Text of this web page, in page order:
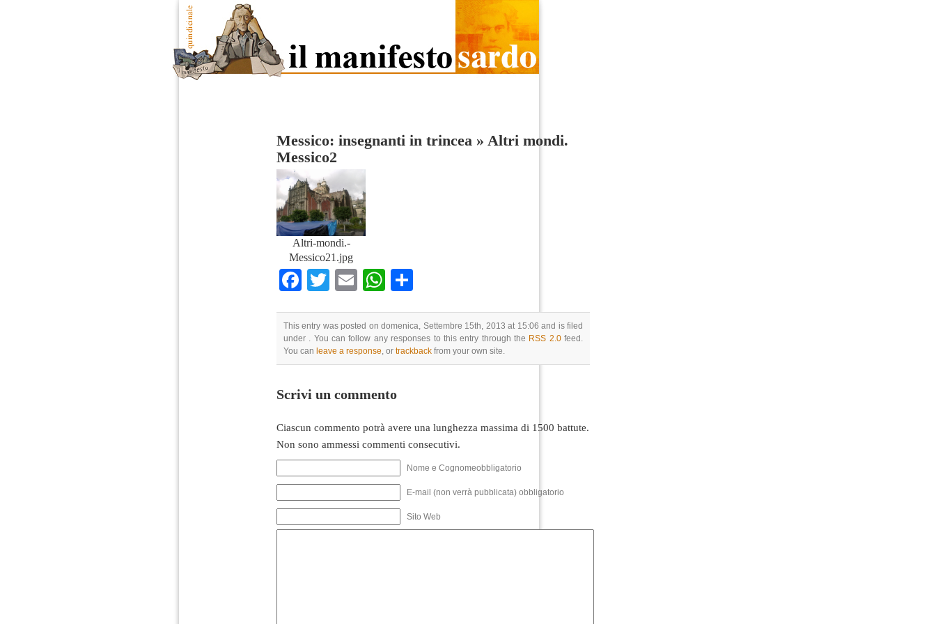
Messico: insegnanti in trincea » Altri mondi.
Messico2
Altri-mondi.-
Messico21.jpg
Facebook
TwitterEmailWhatsApp
This entry was posted on domenica, Settembre 15th, 2013 at 15:06 and is filed
under . You can follow any responses to this entry through the RSS 2.0feed.
You can leave a response, or trackback from your own site.
Scrivi un commento
Ciascun commento potrà avere una lunghezza massima di 1500 battute.
Non sono ammessi commenti consecutivi.
Nome e Cognomeobbligatorio
E-mail (non verrà pubblicata) obbligatorio
Sito Web